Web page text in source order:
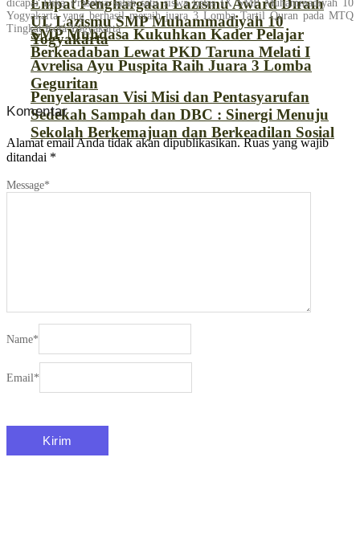
UL Lazismu SMP Muhammadiyah 10
Yogyakarta
SMP Muhdasa Kukuhkan Kader Pelajar
Berkeadaban Lewat PKD Taruna Melati I
Avrelisa Ayu Puspita Raih Juara 3 Lomba
Geguritan
Penyelarasan Visi Misi dan Pentasyarufan
Sedekah Sampah dan DBC : Sinergi Menuju
Sekolah Berkemajuan dan Berkeadilan Sosial
dicapai Dika Prasetya salah satu siswa kelas IX SMP Muhammadiyah 10
Yogyakarta yang berhasil meraih juara 3 Lomba Tartil Quran pada MTQ
Tingkat Kota Yogyakarta
Komentar
Alamat email Anda tidak akan dipublikasikan. Ruas yang wajib
ditandai *
Message*
Name*
Email*